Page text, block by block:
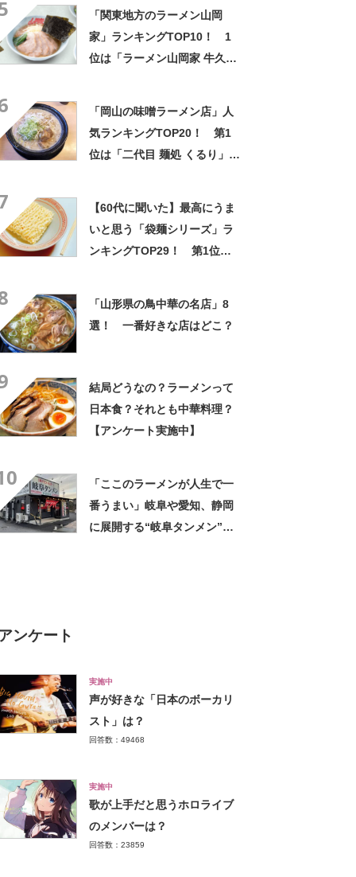
「関東地方のラーメン山岡
家」ランキングTOP10！ 1
位は「ラーメン山岡家 牛久
「岡山の味噌ラーメン店」人
気ランキングTOP20！ 第1
位は「二代目 麺処 くるり」
【60代に聞いた】最高にうま
いと思う「袋麺シリーズ」ラ
ンキングTOP29！ 第1位は
「山形県の鳥中華の名店」8
選！ 一番好きな店はどこ？
結局どうなの？ラーメンって
日本食？それとも中華料理？
【アンケート実施中】
「ここのラーメンが人生で一
番うまい」岐阜や愛知、静岡
に展開する“岐阜タンメン”が
アンケート
実施中
声が好きな「日本のボーカリ
スト」は？
回答数：49468
実施中
歌が上手だと思うホロライブ
のメンバーは？
回答数：23859